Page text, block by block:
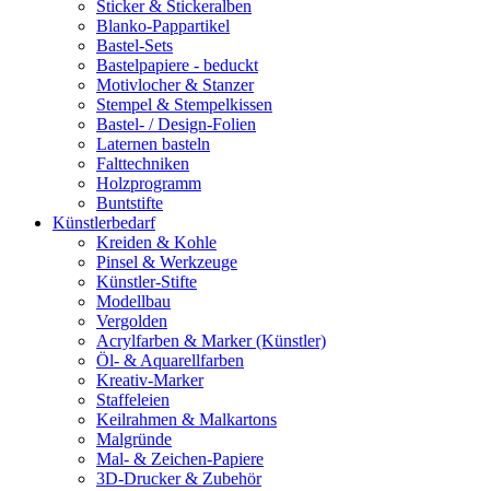
Sticker & Stickeralben
Blanko-Pappartikel
Bastel-Sets
Bastelpapiere - beduckt
Motivlocher & Stanzer
Stempel & Stempelkissen
Bastel- / Design-Folien
Laternen basteln
Falttechniken
Holzprogramm
Buntstifte
Künstlerbedarf
Kreiden & Kohle
Pinsel & Werkzeuge
Künstler-Stifte
Modellbau
Vergolden
Acrylfarben & Marker (Künstler)
Öl- & Aquarellfarben
Kreativ-Marker
Staffeleien
Keilrahmen & Malkartons
Malgründe
Mal- & Zeichen-Papiere
3D-Drucker & Zubehör